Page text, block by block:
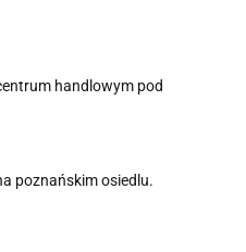
handlowym pod
poznańskim osiedlu.